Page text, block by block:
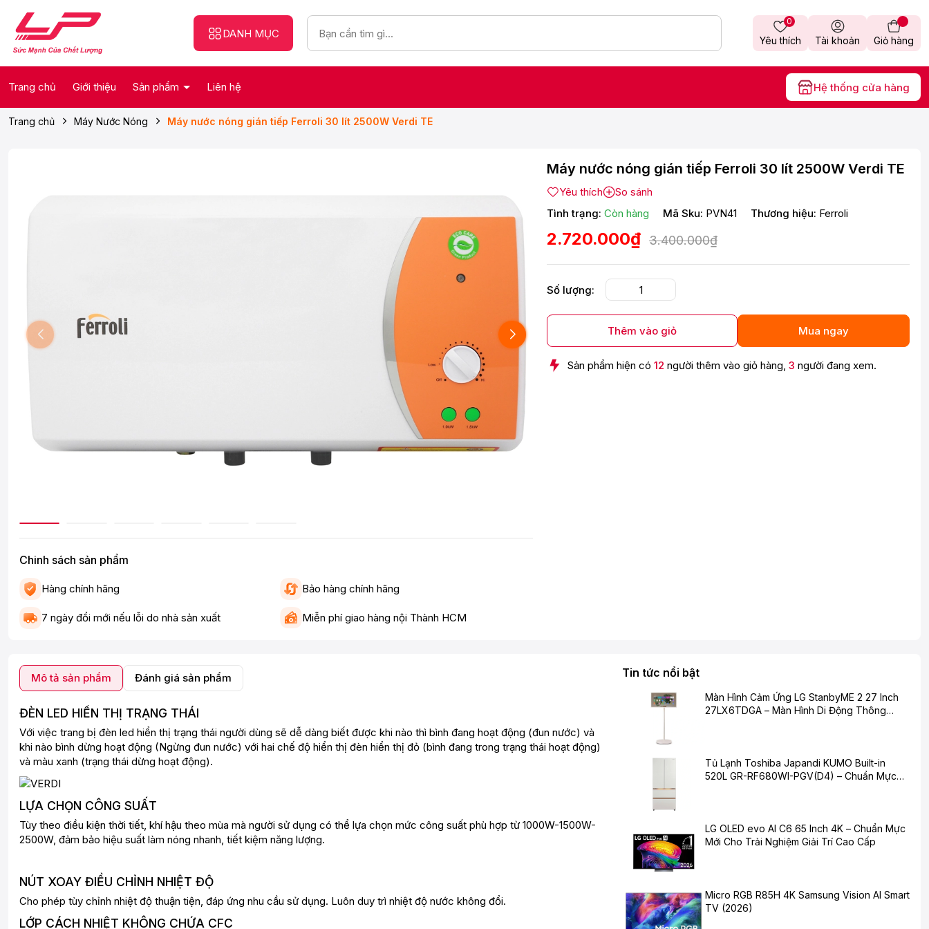
DANH MỤC
Yêu thích
0
Tài khoản Giỏ hàng
Trang chủ Giới thiệu Sản phẩm Liên hệ Hệ thống cửa hàng
Trang chủ Máy Nước Nóng Máy nước nóng gián tiếp Ferroli 30 lít 2500W Verdi TE
Chinh sách sản phẩm
Hàng chính hãng Bảo hàng chính hãng
7 ngày đổi mới nếu lỗi do nhà sản xuất Miễn phí giao hàng nội Thành HCM
Máy nước nóng gián tiếp Ferroli 30 lít 2500W Verdi TE
Yêu thích
So sánh
Tình trạng: Còn hàng Mã Sku: PVN41 Thương hiệu: Ferroli
2.720.000₫ 3.400.000₫
Số lượng:
Thêm vào giỏ Mua ngay
Sản phẩm hiện có 12 người thêm vào giỏ hàng, 3 người đang xem.
Mô tả sản phẩm Đánh giá sản phẩm
ĐÈN LED HIỂN THỊ TRẠNG THÁI
Với việc trang bị đèn led hiển thị trạng thái người dùng sẽ dễ dàng biết được khi nào thì bình đang hoạt động (đun nước) và
khi nào bình dừng hoạt động (Ngừng đun nước) với hai chế độ hiển thị đèn hiển thị đỏ (bình đang trong trạng thái hoạt động)
và màu xanh (trạng thái dừng hoạt động).
LỰA CHỌN CÔNG SUẤT
Tùy theo điều kiện thời tiết, khí hậu theo mùa mà người sử dụng có thể lựa chọn mức công suất phù hợp từ 1000W-1500W-
2500W, đảm bảo hiệu suất làm nóng nhanh, tiết kiệm năng lượng.
NÚT XOAY ĐIỀU CHỈNH NHIỆT ĐỘ
Cho phép tùy chỉnh nhiệt độ thuận tiện, đáp ứng nhu cầu sử dụng. Luôn duy trì nhiệt độ nước không đổi.
LỚP CÁCH NHIỆT KHÔNG CHỨA CFC
Tin tức nổi bật
Màn Hình Cảm Ứng LG StanbyME 2 27 Inch
27LX6TDGA – Màn Hình Di Động Thông
Tủ Lạnh Toshiba Japandi KUMO Built-in
520L GR-RF680WI-PGV(D4) – Chuẩn Mực
LG OLED evo AI C6 65 Inch 4K – Chuẩn Mực
Mới Cho Trải Nghiệm Giải Trí Cao Cấp
Micro RGB R85H 4K Samsung Vision AI Smart
TV (2026)